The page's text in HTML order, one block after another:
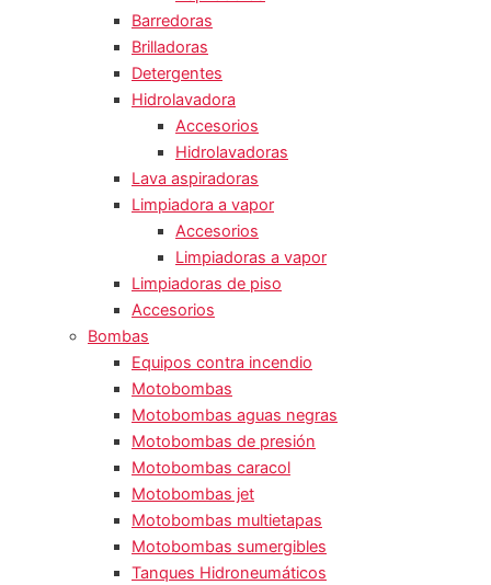
Barredoras
Brilladoras
Detergentes
Hidrolavadora
Accesorios
Hidrolavadoras
Lava aspiradoras
Limpiadora a vapor
Accesorios
Limpiadoras a vapor
Limpiadoras de piso
Accesorios
Bombas
Equipos contra incendio
Motobombas
Motobombas aguas negras
Motobombas de presión
Motobombas caracol
Motobombas jet
Motobombas multietapas
Motobombas sumergibles
Tanques Hidroneumáticos